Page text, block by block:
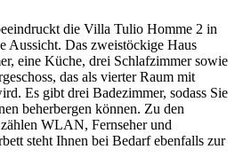
die Villa Tulio Homme 2 in
Aussicht. Das zweistöckige Haus
eine Küche, drei Schlafzimmer sowie
das als vierter Raum mit
Es gibt drei Badezimmer, sodass Sie
beherbergen können. Zu den
WLAN, Fernseher und
steht Ihnen bei Bedarf ebenfalls zur